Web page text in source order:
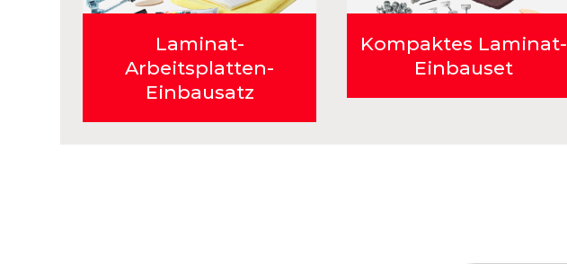
Laminat-
Arbeitsplatten-
Einbausatz
Kompaktes Laminat-
Einbauset